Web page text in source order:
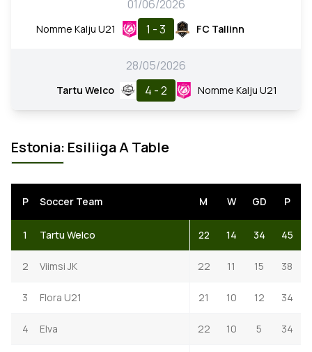
01/06/2026
Nomme Kalju U21 1 - 3 FC Tallinn
28/05/2026
Tartu Welco 4 - 2 Nomme Kalju U21
Estonia: Esiliiga A Table
P Soccer Team M W GD P
1 Tartu Welco 22 14 34 45
2 Viimsi JK 22 11 15 38
3 Flora U21 21 10 12 34
4 Elva 22 10 5 34